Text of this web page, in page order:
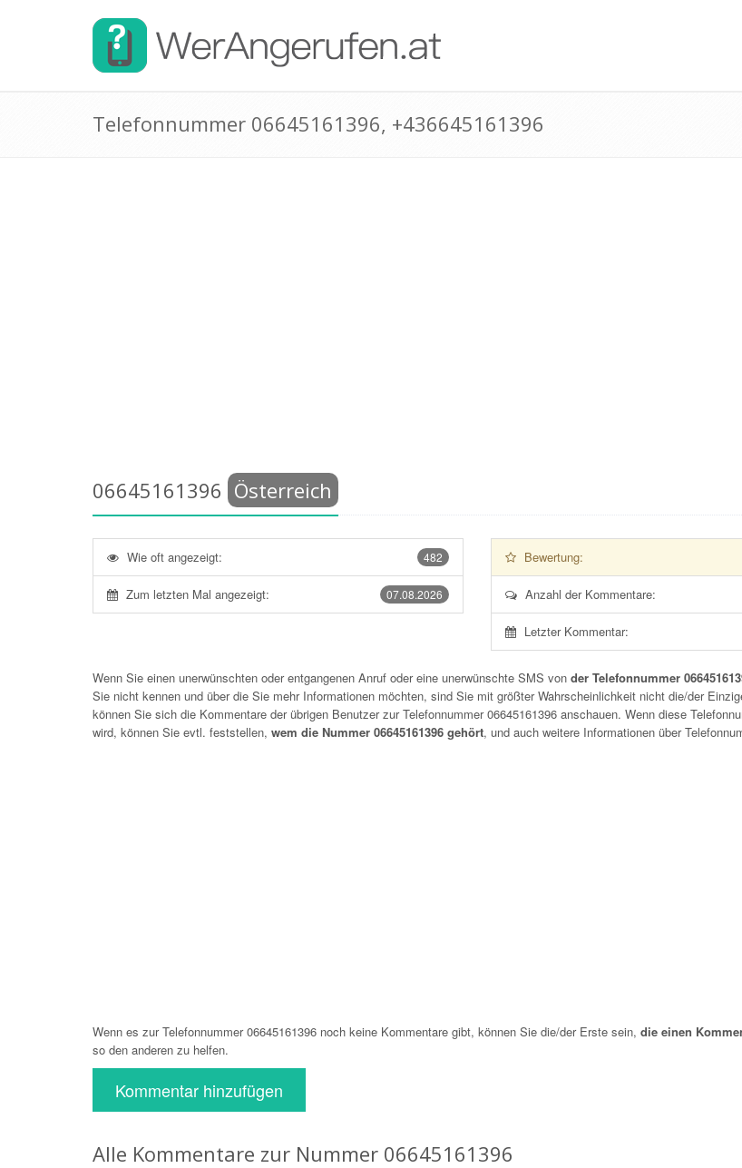
Telefonnummer 06645161396, +436645161396
06645161396 Österreich
482
Wie oft angezeigt:
07.08.2026
Zum letzten Mal angezeigt:
Bewertung:
Anzahl der Kommentare:
Letzter Kommentar:
Wenn Sie einen unerwünschten oder entgangenen Anruf oder eine unerwünschte SMS von der Telefonnummer
Sie nicht kennen und über die Sie mehr Informationen möchten, sind Sie mit größter Wahrscheinlichkeit nicht die/der
können Sie sich die Kommentare der übrigen Benutzer zur Telefonnummer06645161396 anschauen. Wenn diese
wird, können Sie evtl. feststellen, wem die Nummer 06645161396 gehört, und auch weitere Informationen über
Wenn es zur Telefonnummer 06645161396 noch keine Kommentare gibt, können Sie die/der Erste sein, die einen
so den anderen zu helfen.
Kommentar hinzufügen
Alle Kommentare zur Nummer 06645161396